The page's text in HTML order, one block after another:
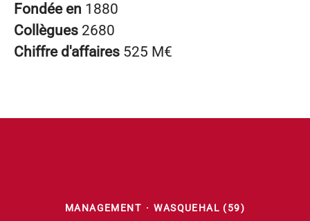
Fondée en 1880
Collègues 2680
Chiffre d'affaires 525 M€
MANAGEMENT · WASQUEHAL (59)